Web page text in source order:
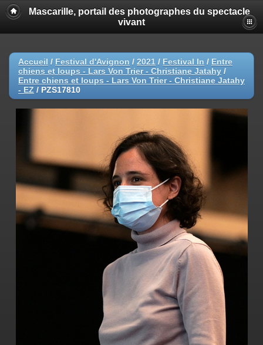
Mascarille, portail des photographes du spectacle
vivant
Accueil / Festival d'Avignon / 2021 / Festival In / Entre
chiens et loups - Lars Von Trier - Christiane Jatahy /
Entre chiens et loups - Lars Von Trier - Christiane Jatahy
- EZ / PZS17810